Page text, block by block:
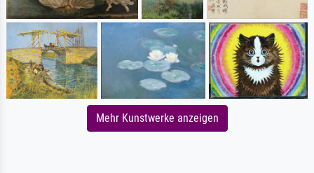
Mehr Kunstwerke anzeigen